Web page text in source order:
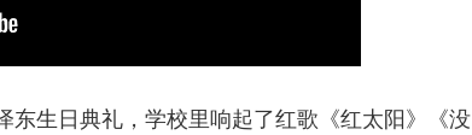
生日典礼，学校里响起了红歌《红太阳》《没